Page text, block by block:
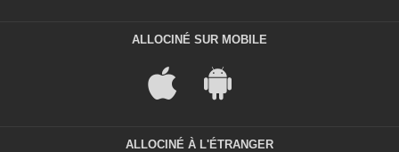
ALLOCINÉ SUR MOBILE
ALLOCINÉ À L'ÉTRANGER